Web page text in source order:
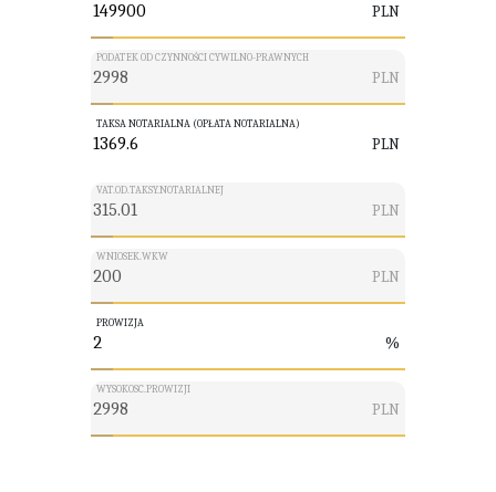
PLN
PODATEK OD CZYNNOŚCI CYWILNO-PRAWNYCH
PLN
TAKSA NOTARIALNA (OPŁATA NOTARIALNA)
PLN
VAT.OD.TAKSY.NOTARIALNEJ
PLN
WNIOSEK.WKW
PLN
PROWIZJA
%
WYSOKOSC.PROWIZJI
PLN